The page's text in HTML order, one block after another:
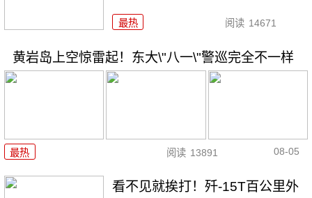
最热 阅读 14671
黄岩岛上空惊雷起！东大\"八一\"警巡完全不一样
最热 阅读 13891 08-05
看不见就挨打！歼-15T百公里外